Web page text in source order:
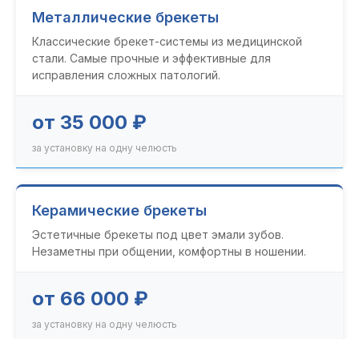
Металлические брекеты
Классические брекет-системы из медицинской
стали. Самые прочные и эффективные для
исправления сложных патологий.
от 35 000 ₽
за установку на одну челюсть
Керамические брекеты
Эстетичные брекеты под цвет эмали зубов.
Незаметны при общении, комфортны в ношении.
от 66 000 ₽
за установку на одну челюсть